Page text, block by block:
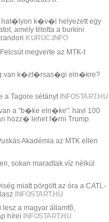
k�v�l helyezett egy
amely tiltotta a burkini
KURUC.INFO
megverte az MTK-t
van k�zt�rsas�gi eln�kre?
a Tagore sétányt INFOSTART.HU
a "b�ke eln�ke": havi 100
hozz� lehet f�rni Trump
Akadémia az MTK ellen
sokan maradtak víz nélkül
miatt pörgött az óra a CATL-
INFOSTART.HU
lesz a magyar államfő,
hírei
INFOSTART.HU